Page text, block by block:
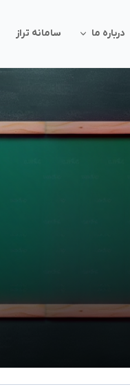
درباره ما سامانه تراز